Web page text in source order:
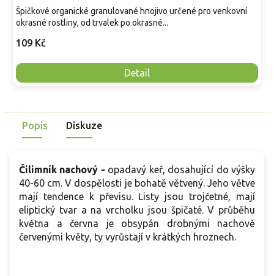
109 Kč
Detail
Špičkové organické granulované hnojivo určené pro venkovní
okrasné rostliny, od trvalek po okrasné...
Popis Diskuze
Čilimník nachový - opadavý keř, dosahující do výšky
40-60 cm. V dospělosti je bohatě větvený. Jeho větve
mají tendence k převisu. Listy jsou trojčetné, mají
eliptický tvar a na vrcholku jsou špičaté. V průběhu
května a června je obsypán drobnými nachově
červenými květy, ty vyrůstají v krátkých hroznech.